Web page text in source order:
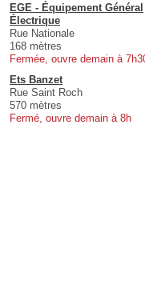
EGE - Équipement Général
Électrique
Rue Nationale
168 mètres
Fermée, ouvre demain à
Ets Banzet
Rue Saint Roch
570 mètres
Fermé, ouvre demain à 8h